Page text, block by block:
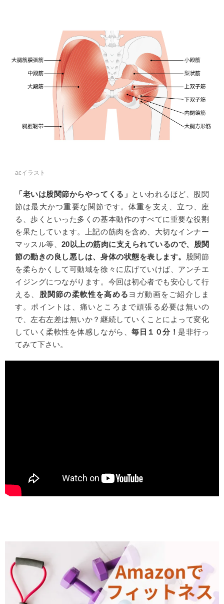
acイラスト
「老いは股関節からやってくる」 といわれるほど、股関
節は最大かつ重要な関節です。体重を支え、立つ、座
る、歩くといった多くの基本動作のすべてに重要な役割
を果たしています。上記の筋肉を含め、大切なインナー
マッスル等、 20以上の筋肉に支えられているので、股関
節の動きの良し悪しは、身体の状態を表します。
股関節
を柔らかくして可動域を徐々に広げていけば、アンチエ
イジングにつながります。今回は初心者でも安心して行
える、 股関節の柔軟性を高める ヨガ動画をご紹介しま
す。ポイントは、痛いところまで頑張る必要は無いの
で、左右左差は無いか？継続していくことによって変化
していく柔軟性を体感しながら、毎日１０分！ 是非行っ
てみて下さい。